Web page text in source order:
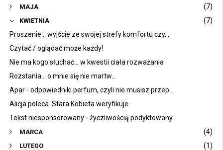
MAJA (7)
KWIETNIA
(7)
Proszenie... wyjście ze swojej strefy komfortu czy...
Czytać / oglądać może każdy!
Nie ma kogo słuchać... w kwestii ciała rozważania
Rozstania... o mnie się nie martw...
Apar - odpowiedniki perfum, czyli nie musisz przep...
Alicja poleca. Stara Kobieta weryfikuje.
Tekst niesponsorowany - życzliwością podyktowany
MARCA (4)
LUTEGO (1)